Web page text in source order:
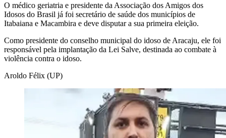
O médico geriatria e presidente da Associação dos Amigos dos
Idosos do Brasil já foi secretário de saúde dos municípios de
Itabaiana e Macambira e deve disputar a sua primeira eleição.
Como presidente do conselho municipal do idoso de Aracaju, ele foi
responsável pela implantação da Lei Salve, destinada ao combate à
violência contra o idoso.
Aroldo Félix (UP)